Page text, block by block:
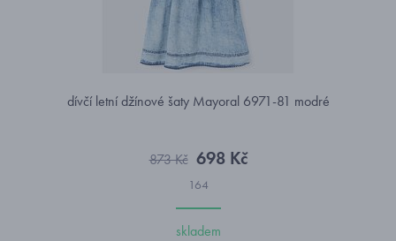
dívčí letní džínové šaty Mayoral 6971-81 modré
873 Kč 698 Kč
164
skladem